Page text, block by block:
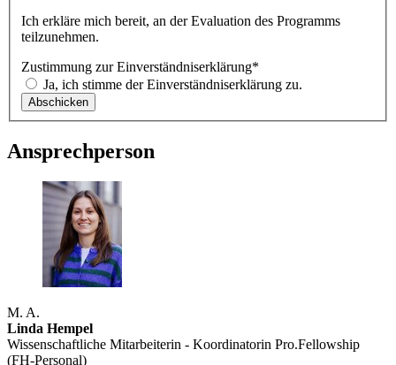
Ich erkläre mich bereit, an der Evaluation des Programms
teilzunehmen.
Zustimmung zur Einverständniserklärung*
Ja, ich stimme der Einverständniserklärung zu.
Ansprechperson
M. A.
Linda Hempel
Wissenschaftliche Mitarbeiterin - Koordinatorin Pro.Fellowship
(FH-Personal)